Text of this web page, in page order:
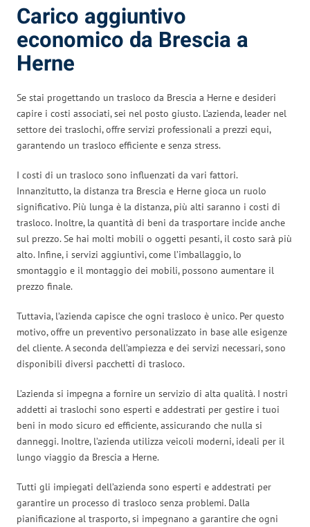
Carico aggiuntivo
economico da Brescia a
Herne
Se stai progettando un trasloco da Brescia a Herne e desideri
capire i costi associati, sei nel posto giusto. L’azienda, leader nel
settore dei traslochi, offre servizi professionali a prezzi equi,
garantendo un trasloco efficiente e senza stress.
I costi di un trasloco sono influenzati da vari fattori.
Innanzitutto, la distanza tra Brescia e Herne gioca un ruolo
significativo. Più lunga è la distanza, più alti saranno i costi di
trasloco. Inoltre, la quantità di beni da trasportare incide anche
sul prezzo. Se hai molti mobili o oggetti pesanti, il costo sarà più
alto. Infine, i servizi aggiuntivi, come l’imballaggio, lo
smontaggio e il montaggio dei mobili, possono aumentare il
prezzo finale.
Tuttavia, l’azienda capisce che ogni trasloco è unico. Per questo
motivo, offre un preventivo personalizzato in base alle esigenze
del cliente. A seconda dell’ampiezza e dei servizi necessari, sono
disponibili diversi pacchetti di trasloco.
L’azienda si impegna a fornire un servizio di alta qualità. I nostri
addetti ai traslochi sono esperti e addestrati per gestire i tuoi
beni in modo sicuro ed efficiente, assicurando che nulla si
danneggi. Inoltre, l’azienda utilizza veicoli moderni, ideali per il
lungo viaggio da Brescia a Herne.
Tutti gli impiegati dell’azienda sono esperti e addestrati per
garantire un processo di trasloco senza problemi. Dalla
pianificazione al trasporto, si impegnano a garantire che ogni